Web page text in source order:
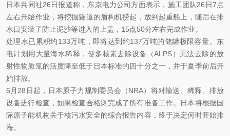
日本共同社26日报道称，东京电力公司方面表示，施工团队26日7点
左右开始作业，将挖掘隧道的盾构机捞起，放到起重船上，随后在排
水口安装了防止泥沙等进入的上盖，15点50分左右完成作业。
处理水已累积约133万吨，即将达到约137万吨的储罐极限容量。东
电计划用大量海水稀释，使多核素去除设备（ALPS）无法去除的放
射性物质氚的活度降至低于日本标准的四十分之一，并于夏季前后开
始排放。
6月28日起，日本原子力规制委员会（NRA）将对输送、稀释、排放
设备进行检查，如果检查合格则完成了所有准备工作。日本将根据国
际原子能机构关于核污水安全的综合报告内容，终于决定何时开始排
海。